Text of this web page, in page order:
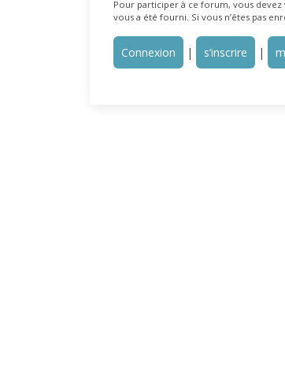
Pour participer à ce forum, vous devez
vous a été fourni. Si vous n’êtes pas
Connexion | s’inscrire |